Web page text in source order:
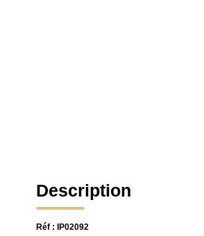
Description
Réf : IP02092